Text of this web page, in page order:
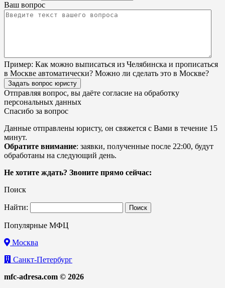
Ваш вопрос
Пример: Как можно выписаться из Челябинска и прописаться
в Москве автоматически? Можно ли сделать это в Москве?
Задать вопрос юристу
Отправляя вопрос, вы даёте согласие на обработку
персональных данных
Спасибо за вопрос
Данные отправлены юристу, он свяжется с Вами в течение 15
минут.
Обратите внимание: заявки, полученные после 22:00, будут
обработаны на следующий день.
Не хотите ждать? Звоните прямо сейчас:
Поиск
Найти:
Популярные МФЦ
Москва
Санкт-Петербург
mfc-adresa.com © 2026